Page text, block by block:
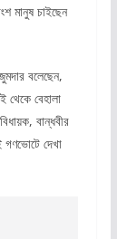
মানুষ চাইছেন
বলেছেন,
থেকে বেহালা
বান্ধবীর
গণভোটে দেখা